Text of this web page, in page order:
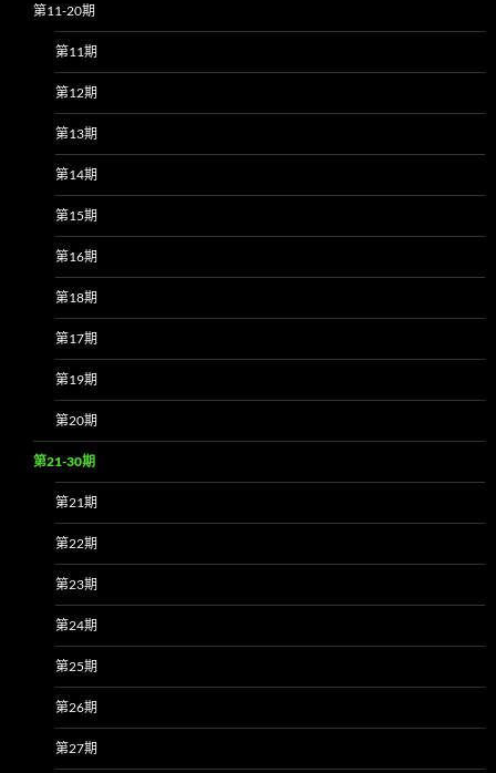
第11-20期
第11期
第12期
第13期
第14期
第15期
第16期
第18期
第17期
第19期
第20期
第21-30期
第21期
第22期
第23期
第24期
第25期
第26期
第27期